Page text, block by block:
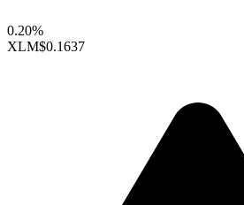
0.20%
XLM$0.1637